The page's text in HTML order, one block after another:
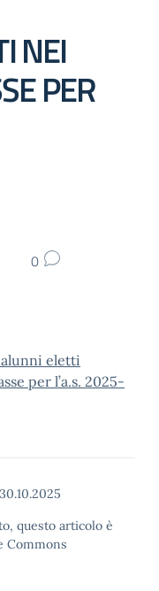
NEI
PER
0
alunni eletti
per l’a.s. 2025-
30.10.2025
questo articolo è
Commons